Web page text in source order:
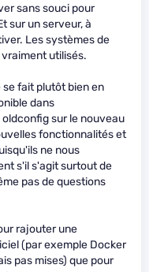
sans souci pour
sur un serveur, à
Les systèmes de
utilisés.
se fait plutôt bien en
dans
sur le nouveau
fonctionnalités et
ne nous
s'il s'agit surtout de
pas de questions
rajouter une
(par exemple Docker
pas mises) que pour